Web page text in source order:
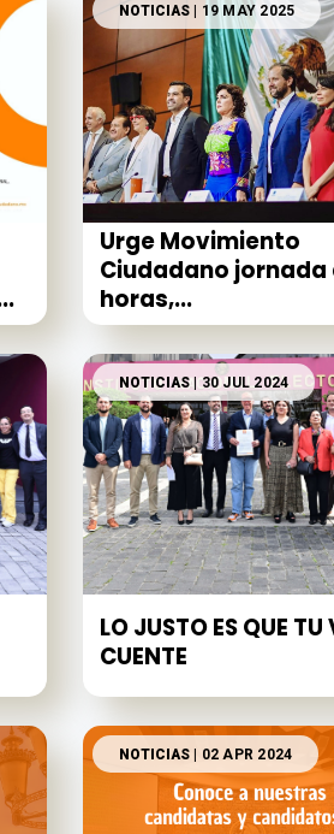
NOTICIAS | 19 MAY 2025
Urge Movimiento
Ciudadano jornada
horas,...
NOTICIAS| 30 JUL 2024
LO JUSTO ES QUE
CUENTE
NOTICIAS | 02 APR 2024